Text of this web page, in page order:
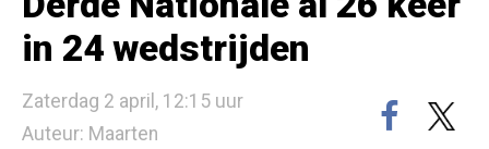
in 24 wedstrijden
Zaterdag 2 april, 12:15 uur
Auteur: Maarten